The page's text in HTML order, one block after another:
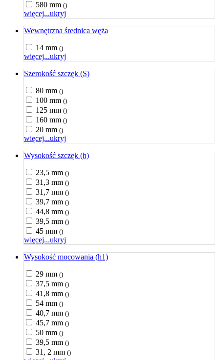
580 mm ()
więcej...ukryj
Wewnętrzna średnica węża
14 mm ()
więcej...ukryj
Szerokość szczęk (S)
80 mm ()
100 mm ()
125 mm ()
160 mm ()
20 mm ()
więcej...ukryj
Wysokość szczęk (h)
23,5 mm ()
31,3 mm ()
31,7 mm ()
39,7 mm ()
44,8 mm ()
39,5 mm ()
45 mm ()
więcej...ukryj
Wysokość mocowania (h1)
29 mm ()
37,5 mm ()
41,8 mm ()
54 mm ()
40,7 mm ()
45,7 mm ()
50 mm ()
39,5 mm ()
31, 2 mm ()